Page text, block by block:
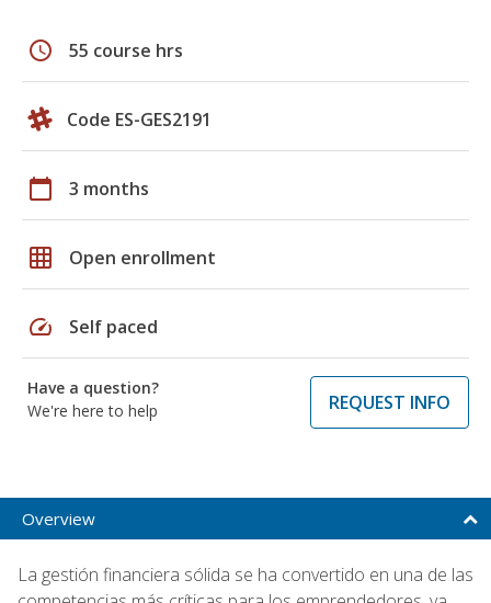
schedule 55 course hrs
Code ES-GES2191
calendar_today 3 months
grid_on Open enrollment
speed Self paced
Have a question?
We're here to help
REQUEST INFO
Overview
La gestión financiera sólida se ha convertido en una de las